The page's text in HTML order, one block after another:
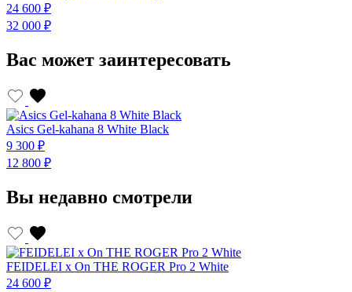
24 600 ₽
32 000 ₽
Вас может заинтересовать
Asics Gel-kahana 8 White Black
9 300 ₽
12 800 ₽
Вы недавно смотрели
FEIDELEI x On THE ROGER Pro 2 White
24 600 ₽